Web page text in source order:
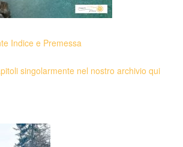
Indice e Premessa
singolarmente nel nostro archivio qui